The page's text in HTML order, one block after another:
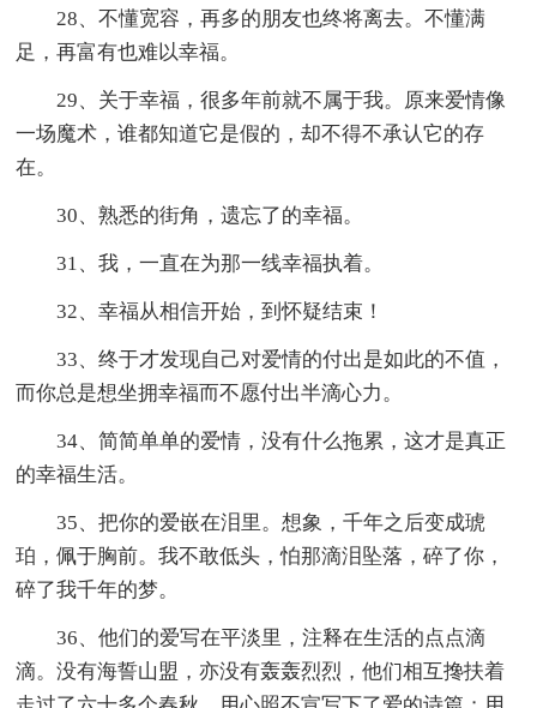
28、不懂宽容，再多的朋友也终将离去。不懂满
足，再富有也难以幸福。
29、关于幸福，很多年前就不属于我。原来爱情像
一场魔术，谁都知道它是假的，却不得不承认它的存
在。
30、熟悉的街角，遗忘了的幸福。
31、我，一直在为那一线幸福执着。
32、幸福从相信开始，到怀疑结束！
33、终于才发现自己对爱情的付出是如此的不值，
而你总是想坐拥幸福而不愿付出半滴心力。
34、简简单单的爱情，没有什么拖累，这才是真正
的幸福生活。
35、把你的爱嵌在泪里。想象，千年之后变成琥
珀，佩于胸前。我不敢低头，怕那滴泪坠落，碎了你，
碎了我千年的梦。
36、他们的爱写在平淡里，注释在生活的点点滴
滴。没有海誓山盟，亦没有轰轰烈烈，他们相互搀扶着